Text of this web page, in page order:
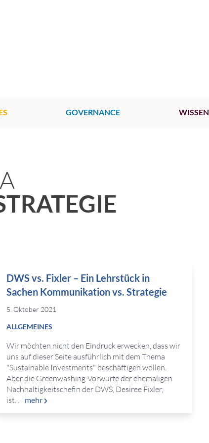
GOVERNANCE WISSEN
DWS vs. Fixler – Ein Lehrstück in
Sachen Kommunikation vs. Strategie
5. Oktober 2021
ALLGEMEINES
Wir möchten nicht den Eindruck erwecken, dass wir
uns auf dieser Seite ausführlich mit dem Thema
"Sustainable Investments" beschäftigen wollen.
Aber die Greenwashing-Vorwürfe der ehemaligen
Nachhaltigkeitschefin der DWS, Desiree Fixler,
ist...
mehr